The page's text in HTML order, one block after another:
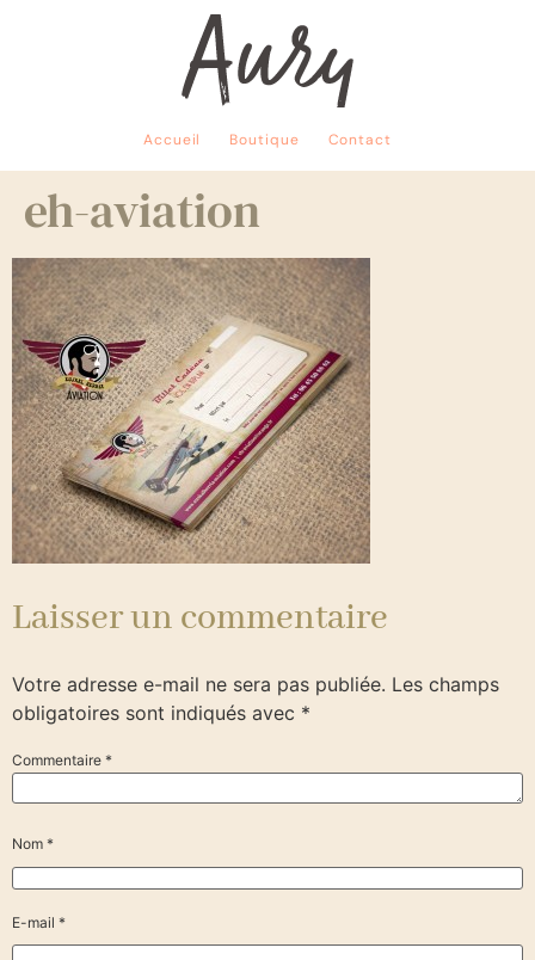
Accueil Boutique Contact
eh-aviation
Laisser un commentaire
Votre adresse e-mail ne sera pas publiée. Les champs
obligatoires sont indiqués avec *
Commentaire *
Nom *
E-mail *